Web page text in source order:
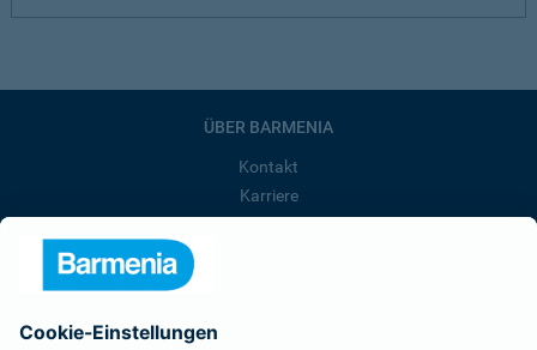
ÜBER BARMENIA
Kontakt
Karriere
Barmenia ist Teil der BarmeniaGothaer